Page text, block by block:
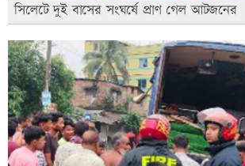
সিলেটে দুই বাসের সংঘর্ষে প্রাণ গেল আটজনের